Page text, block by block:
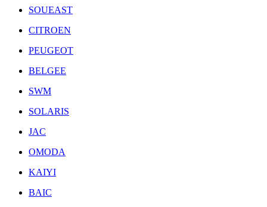
SOUEAST
CITROEN
PEUGEOT
BELGEE
SWM
SOLARIS
JAC
OMODA
KAIYI
BAIC